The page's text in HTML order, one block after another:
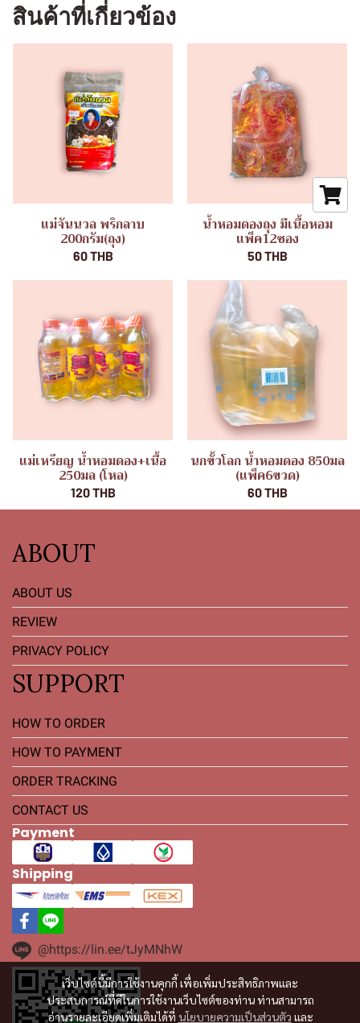
สินค้าที่เกี่ยวข้อง
แม่จันนวล พริกลาบ
200กรัม(ถุง)
60 THB
น้ำหอมดองถุง มีเนื้อหอม
แพ็ค12ซอง
50 THB
แม่เหรียญ น้ำหอมดอง+เนื้อ
250มล (โหล)
120 THB
นกขั้วโลก น้ำหอมดอง 850มล
(แพ็ค6ขวด)
60 THB
เว็บไซต์นี้มีการใช้งานคุกกี้ เพื่อเพิ่มประสิทธิภาพและ
ประสบการณ์ที่ดีในการใช้งานเว็บไซต์ของท่าน ท่านสามารถ
อ่านรายละเอียดเพิ่มเติมได้ที่ นโยบายความเป็นส่วนตัว และ
ABOUT
ABOUT US
REVIEW
PRIVACY POLICY
SUPPORT
HOW TO ORDER
HOW TO PAYMENT
ORDER TRACKING
CONTACT US
Payment
Shipping
@https://lin.ee/tJyMNhW